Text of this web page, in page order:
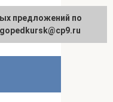
предложений по